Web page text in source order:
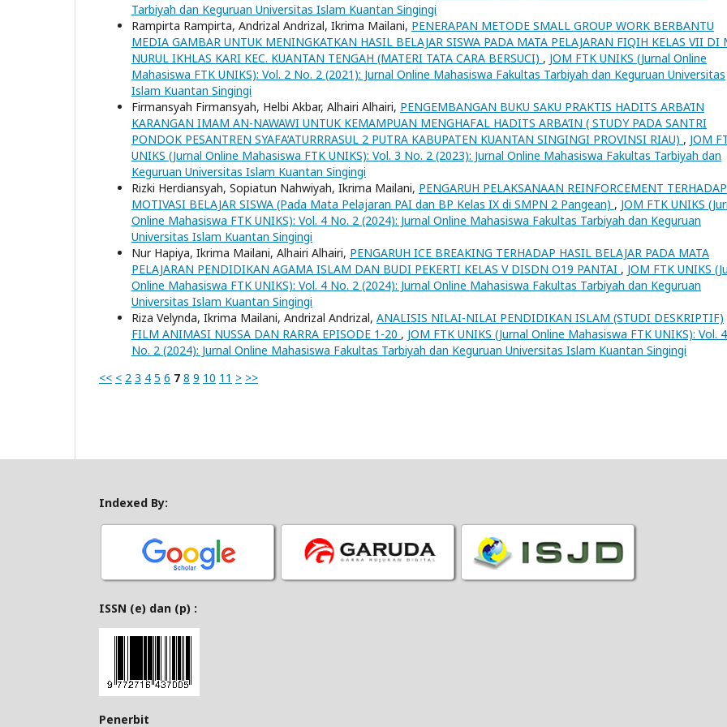
Tarbiyah dan Keguruan Universitas Islam Kuantan Singingi
Rampirta Rampirta, Andrizal Andrizal, Ikrima Mailani, PENERAPAN METODE SMALL GROUP WORK BERBANTU
MEDIA GAMBAR UNTUK MENINGKATKAN HASIL BELAJAR SISWA PADA MATA PELAJARAN FIQIH KELAS VII DI
NURUL IKHLAS KARI KEC. KUANTAN TENGAH (MATERI TATA CARA BERSUCI) , JOM FTK UNIKS (Jurnal Online
Mahasiswa FTK UNIKS): Vol. 2 No. 2 (2021): Jurnal Online Mahasiswa Fakultas Tarbiyah dan Keguruan Universitas
Islam Kuantan Singingi
Firmansyah Firmansyah, Helbi Akbar, Alhairi Alhairi, PENGEMBANGAN BUKU SAKU PRAKTIS HADITS ARBA’IN
KARANGAN IMAM AN-NAWAWI UNTUK KEMAMPUAN MENGHAFAL HADITS ARBA’IN ( STUDY PADA SANTRI
PONDOK PESANTREN SYAFA’ATURRRASUL 2 PUTRA KABUPATEN KUANTAN SINGINGI PROVINSI RIAU) , JOM
UNIKS (Jurnal Online Mahasiswa FTK UNIKS): Vol. 3 No. 2 (2023): Jurnal Online Mahasiswa Fakultas Tarbiyah dan
Keguruan Universitas Islam Kuantan Singingi
Rizki Herdiansyah, Sopiatun Nahwiyah, Ikrima Mailani, PENGARUH PELAKSANAAN REINFORCEMENT TERHADAP
MOTIVASI BELAJAR SISWA (Pada Mata Pelajaran PAI dan BP Kelas IX di SMPN 2 Pangean) , JOM FTK UNIKS
Online Mahasiswa FTK UNIKS): Vol. 4 No. 2 (2024): Jurnal Online Mahasiswa Fakultas Tarbiyah dan Keguruan
Universitas Islam Kuantan Singingi
Nur Hapiya, Ikrima Mailani, Alhairi Alhairi, PENGARUH ICE BREAKING TERHADAP HASIL BELAJAR PADA MATA
PELAJARAN PENDIDIKAN AGAMA ISLAM DAN BUDI PEKERTI KELAS V DISDN O19 PANTAI , JOM FTK UNIKS
Online Mahasiswa FTK UNIKS): Vol. 4 No. 2 (2024): Jurnal Online Mahasiswa Fakultas Tarbiyah dan Keguruan
Universitas Islam Kuantan Singingi
Riza Velynda, Ikrima Mailani, Andrizal Andrizal, ANALISIS NILAI-NILAI PENDIDIKAN ISLAM (STUDI DESKRIPTIF)
FILM ANIMASI NUSSA DAN RARRA EPISODE 1-20 , JOM FTK UNIKS (Jurnal Online Mahasiswa FTK UNIKS): Vol. 4
No. 2 (2024): Jurnal Online Mahasiswa Fakultas Tarbiyah dan Keguruan Universitas Islam Kuantan Singingi
<< < 2 3 4 5 6 7 8 9 10 11 > >>
Indexed By:
ISSN (e) dan (p) :
Penerbit